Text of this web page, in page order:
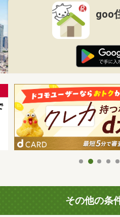
goo
その他の条